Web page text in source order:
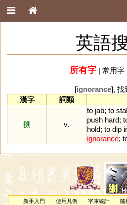
英語
所有字| 常用字
[ignorance], 找
漢字
詞類
搠 v.
to jab; to
push hard;
hold; to dip
ignorance;
新手入門 使用凡例 字庫統計 隨